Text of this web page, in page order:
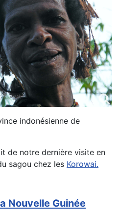
indonésienne de
de notre dernière visite en
sagou chez les Korowai.
Nouvelle Guinée